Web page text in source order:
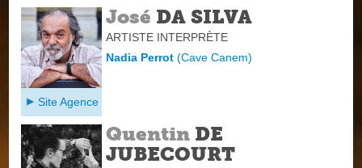
José DA SILVA
ARTISTE INTERPRÈTE
Nadia Perrot(Cave Canem)
Site Agence
Quentin DE
JUBECOURT